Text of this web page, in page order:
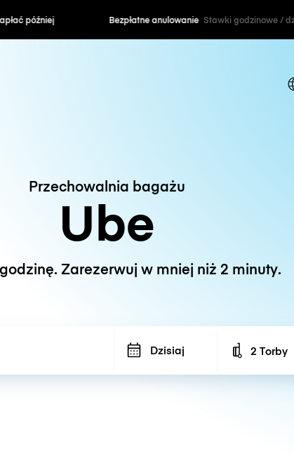
Bezpłatne anulowanie Stawki godzinowe /
Przechowalnia bagażu
Ube
Zarezerwuj w mniej niż 2 minuty.
Dzisiaj Number of
2 Torby